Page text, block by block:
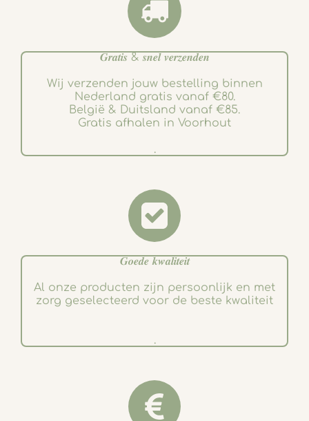
𝑮𝒓𝒂𝒕𝒊𝒔 & 𝒔𝒏𝒆𝒍 𝒗𝒆𝒓𝒛𝒆𝒏𝒅𝒆𝒏
Wij verzenden jouw bestelling binnen
Nederland gratis vanaf €80.
België & Duitsland vanaf €85.
Gratis afhalen in Voorhout
.
𝑮𝒐𝒆𝒅𝒆 𝒌𝒘𝒂𝒍𝒊𝒕𝒆𝒊𝒕
Al onze producten zijn persoonlijk en met
zorg geselecteerd voor de beste kwaliteit
.